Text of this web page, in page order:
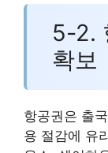
5-2.
확보
항공권은 출
용 절감에 유